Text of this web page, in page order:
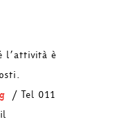
l’attività è
/ Tel 011